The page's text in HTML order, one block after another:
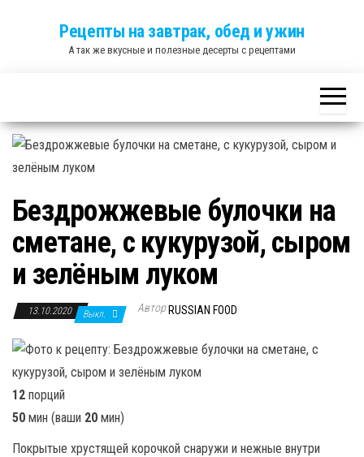
Рецепты на завтрак, обед и ужин
А так же вкусные и полезные десерты с рецептами
Бездрожжевые булочки на
сметане, с кукурузой, сыром
и зелёным луком
13.10.2020 Выкл. Автор RUSSIAN FOOD
12 порций
50 мин (ваши 20 мин)
Покрытые хрустящей корочкой снаружи и нежные внутри